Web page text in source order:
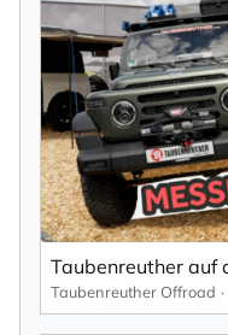
Taubenreuther Offroad